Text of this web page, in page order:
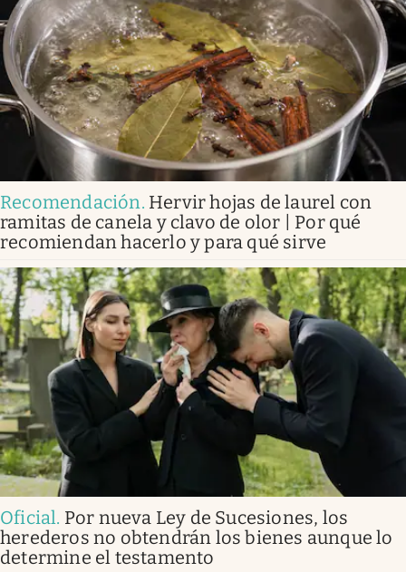
Recomendación. Hervir hojas de laurel con
ramitas de canela y clavo de olor | Por qué
recomiendan hacerlo y para qué sirve
Oficial. Por nueva Ley de Sucesiones, los
herederos no obtendrán los bienes aunque lo
determine el testamento